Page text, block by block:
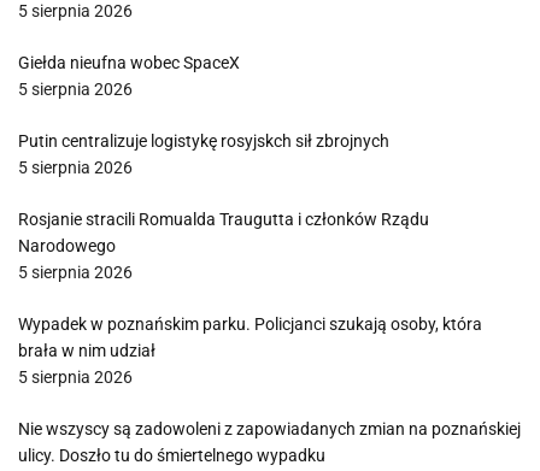
5 sierpnia 2026
Giełda nieufna wobec SpaceX
5 sierpnia 2026
Putin centralizuje logistykę rosyjskch sił zbrojnych
5 sierpnia 2026
Rosjanie stracili Romualda Traugutta i członków Rządu
Narodowego
5 sierpnia 2026
Wypadek w poznańskim parku. Policjanci szukają osoby, która
brała w nim udział
5 sierpnia 2026
Nie wszyscy są zadowoleni z zapowiadanych zmian na poznańskiej
ulicy. Doszło tu do śmiertelnego wypadku